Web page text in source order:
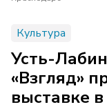
Культура
Усть-
«Взгляд»
выставке